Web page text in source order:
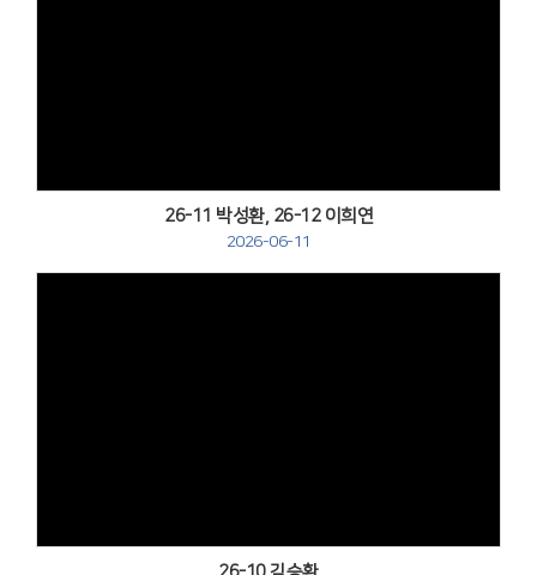
26-11 박성환, 26-12 이희연
2026-06-11